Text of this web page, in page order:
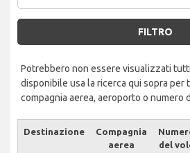
FILTRO
Potrebbero non essere visualizzati
disponibile usa la ricerca qui sopra per
compagnia aerea, aeroporto o numero
Destinazione
Compagnia
aerea
del